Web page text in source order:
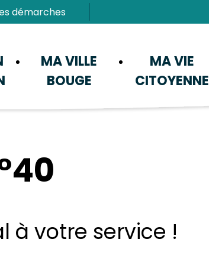
contenu
démarches
MA VILLE
BOUGE
MA VIE
CITOYENNE
à votre service !